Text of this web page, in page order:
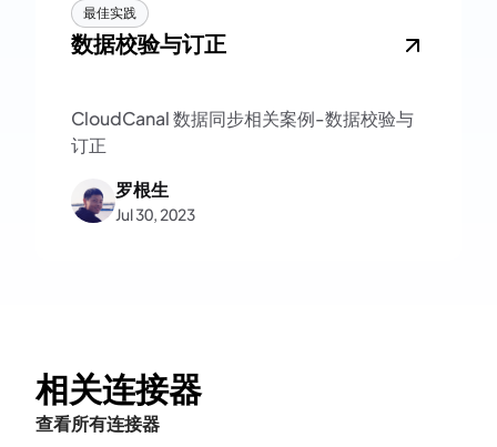
最佳实践
数据校验与订正
CloudCanal 数据同步相关案例-数据校验与
订正
罗根生
Jul 30, 2023
相关连接器
查看所有连接器